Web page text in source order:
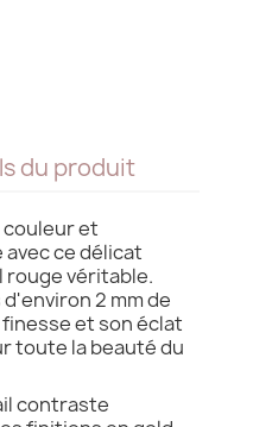
du produit
et
ce délicat
rouge véritable.
2 mm de
et son éclat
toute la beauté du
contraste